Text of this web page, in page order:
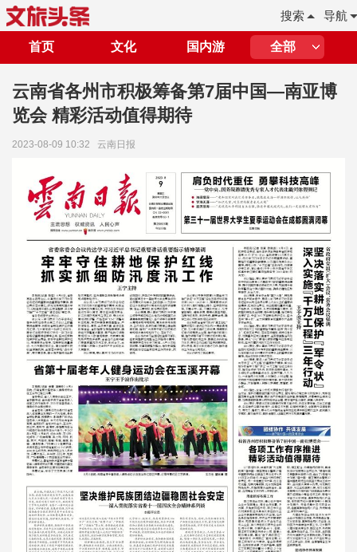
导航
搜索
首页 文化 国内游 全部
云南省各州市积极筹备第7届中国—南亚博
览会 精彩活动值得期待
2023-08-09 10:32 云南日报